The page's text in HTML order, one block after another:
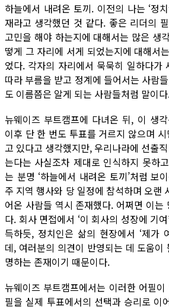
하늘에서 내려온 토끼. 이전의 나는 ‘정
재라고 생각했던 것 같다. 좋은 리더의
고민을 해야 하는지에 대해서는 많은 생
떻게 그 자리에 서게 되었는지에 대해서
었다. 각자의 자리에서 묵묵히 일하다가
따라 부름을 받고 정계에 들어서는 사람
도 이름쯤은 알게 되는 사람들처럼 말이
뉴웨이즈 부트캠프에 다녀온 뒤, 이 생
이후 단 한 번도 투표를 거르지 않으며
고 있다고 생각했지만, 우리나라에 선출
는다는 사실조차 제대로 인식하지 못하
는 분명 ‘하늘에서 내려온 토끼’처럼 보
주 지역 행사와 당 일정에 참석하며 오랜
어온 사람들 역시 존재했다. 어쩌면 이는
다. 회사 면접에서 ‘이 회사의 성장에 기
득하듯, 정치인은 삶의 현장에서 ‘제가
데, 여러분의 의견이 반영되는 데 도움이
명하는 존재이기 때문이다.
뉴웨이즈 부트캠프에서는 이러한 어필
필을 실제 투표에서의 선택과 승리로 이